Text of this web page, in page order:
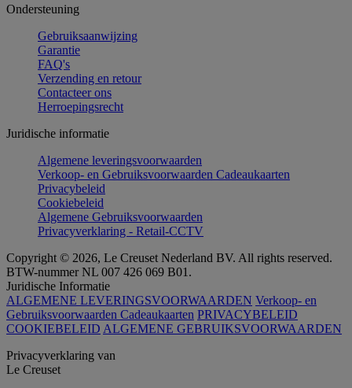
Ondersteuning
Gebruiksaanwijzing
Garantie
FAQ's
Verzending en retour
Contacteer ons
Herroepingsrecht
Juridische informatie
Algemene leveringsvoorwaarden
Verkoop- en Gebruiksvoorwaarden Cadeaukaarten
Privacybeleid
Cookiebeleid
Algemene Gebruiksvoorwaarden
Privacyverklaring - Retail-CCTV
Copyright © 2026, Le Creuset Nederland BV. All rights reserved.
BTW-nummer NL 007 426 069 B01.
Juridische Informatie
ALGEMENE LEVERINGSVOORWAARDEN Verkoop- en
Gebruiksvoorwaarden Cadeaukaarten PRIVACYBELEID
COOKIEBELEID ALGEMENE GEBRUIKSVOORWAARDEN
Privacyverklaring van
Le Creuset